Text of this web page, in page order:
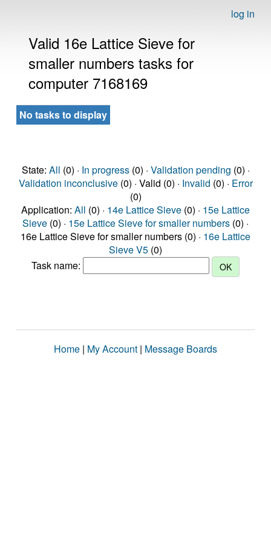
log in
Valid 16e Lattice Sieve for
smaller numbers tasks for
computer 7168169
No tasks to display
State: All (0) · In progress(0) · Validation pending (0) ·
Validation inconclusive(0) · Valid (0) · Invalid (0) · Error
(0)
Application: All (0) · 14e Lattice Sieve (0) · 15e Lattice
Sieve (0) · 15e Lattice Sieve for smaller numbers (0) ·
16e Lattice Sieve for smaller numbers (0) · 16e Lattice
Sieve V5 (0)
Task name:
Home | My Account | Message Boards